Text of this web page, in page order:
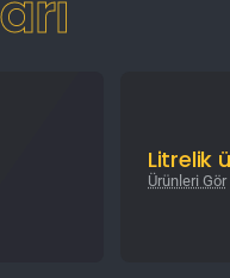
Litrelik
Ürünleri Gör